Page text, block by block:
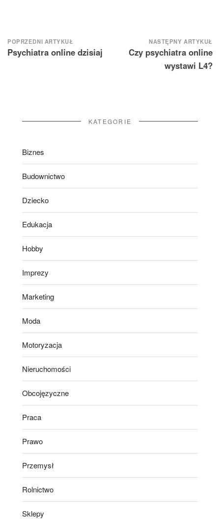
Nawigacja
wpisu
POPRZEDNI ARTYKUŁ
Psychiatra online dzisiaj
NASTĘPNY ARTYKUŁ
Czy psychiatra online
wystawi L4?
KATEGORIE
Biznes
Budownictwo
Dziecko
Edukacja
Hobby
Imprezy
Marketing
Moda
Motoryzacja
Nieruchomości
Obcojęzyczne
Praca
Prawo
Przemysł
Rolnictwo
Sklepy